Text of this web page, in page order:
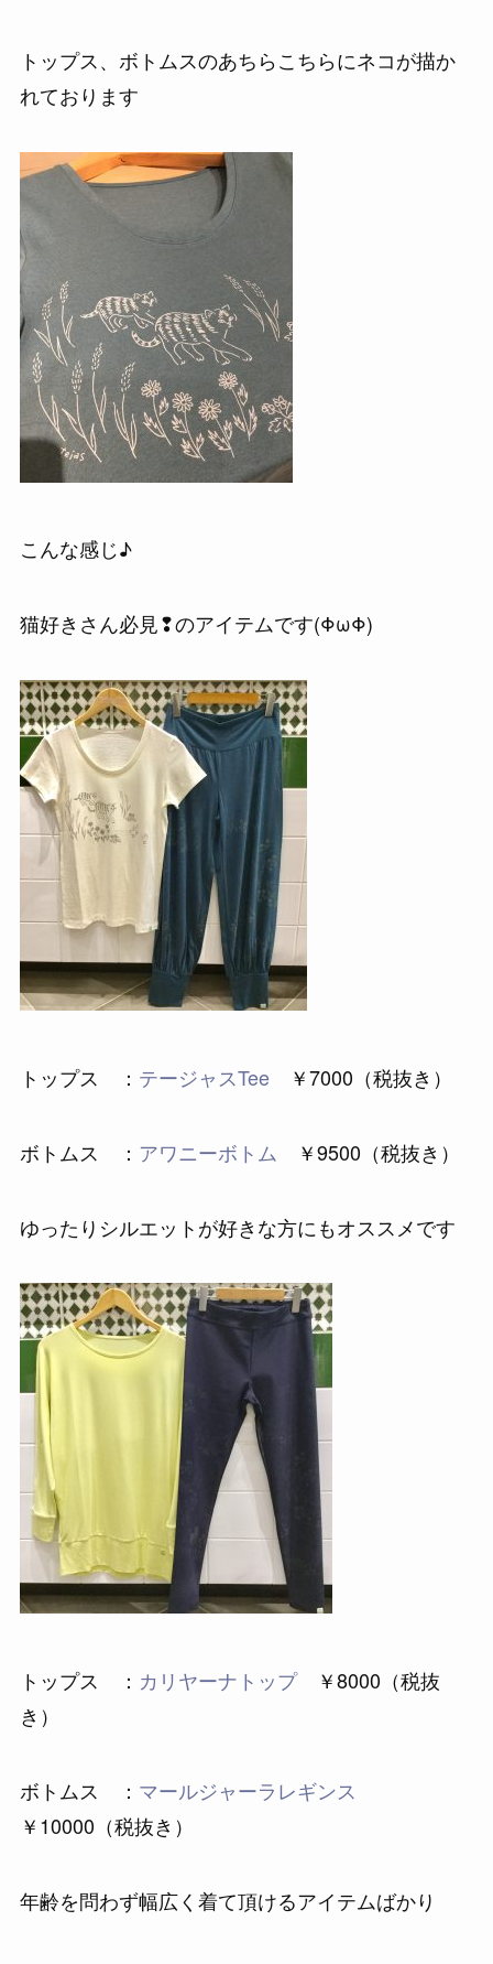
トップス、ボトムスのあちらこちらにネコが描か
れております
こんな感じ♪
猫好きさん必見❢のアイテムです(ΦωΦ)
トップス ： テージャスTee ￥7000（税抜き）
ボトムス ： アワニーボトム ￥9500（税抜き）
ゆったりシルエットが好きな方にもオススメです
トップス ： カリヤーナトップ￥8000（税抜
き）
ボトムス ： マールジャーラレギンス
￥10000（税抜き）
年齢を問わず幅広く着て頂けるアイテムばかり